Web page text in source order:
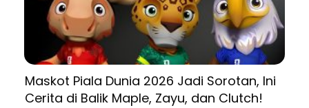
Maskot Piala Dunia 2026 Jadi Sorotan, Ini
Cerita di Balik Maple, Zayu, dan Clutch!